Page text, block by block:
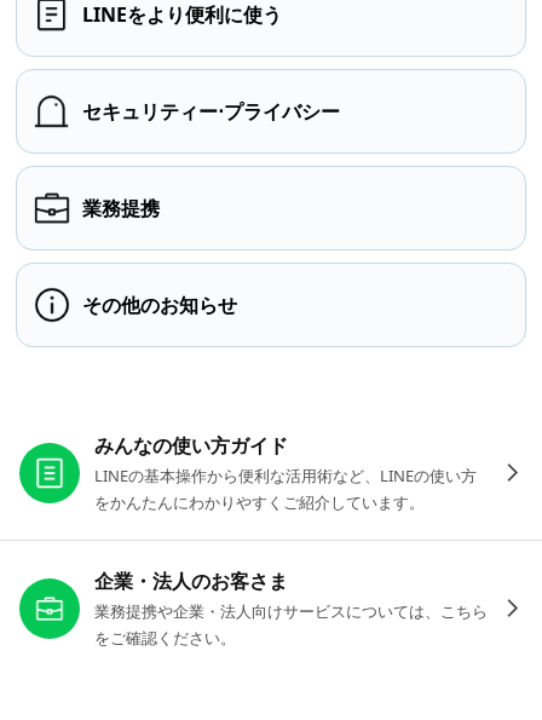
LINEをより便利に使う
セキュリティー⋅プライバシー
業務提携
その他のお知らせ
みんなの使い方ガイド
LINEの基本操作から便利な活用術など、LINEの使い方
をかんたんにわかりやすくご紹介しています。
企業・法人のお客さま
業務提携や企業・法人向けサービスについては、こちら
をご確認ください。